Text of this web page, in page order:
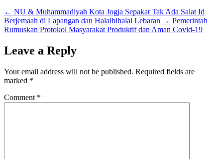
← NU & Muhammadiyah Kota Jogja Sepakat Tak Ada Salat Id
Berjemaah di Lapangan dan Halalbihalal Lebaran → Pemerintah
Rumuskan Protokol Masyarakat Produktif dan Aman Covid-19
Leave a Reply
Your email address will not be published. Required fields are
marked *
Comment *